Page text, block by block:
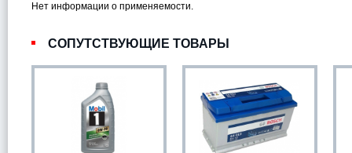
Нет информации о применяемости.
СОПУТСТВУЮЩИЕ ТОВАРЫ